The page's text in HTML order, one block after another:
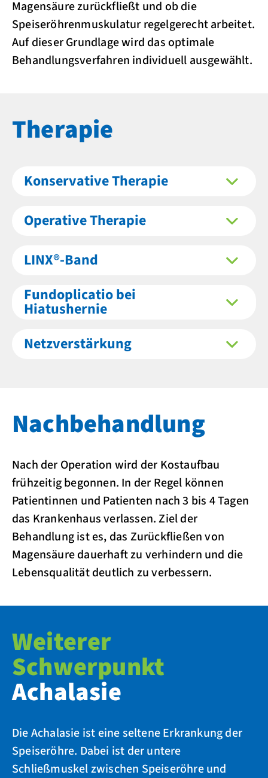
Magensäure zurückfließt und ob die
Speiseröhrenmuskulatur regelgerecht arbeitet.
Auf dieser Grundlage wird das optimale
Behandlungsverfahren individuell ausgewählt.
Therapie
Konservative Therapie
Operative Therapie
LINX®-Band
Fundoplicatio bei
Hiatushernie
Netzverstärkung
Nachbehandlung
Nach der Operation wird der Kostaufbau
frühzeitig begonnen. In der Regel können
Patientinnen und Patienten nach 3 bis 4 Tagen
das Krankenhaus verlassen. Ziel der
Behandlung ist es, das Zurückfließen von
Magensäure dauerhaft zu verhindern und die
Lebensqualität deutlich zu verbessern.
Weiterer
Schwerpunkt
Achalasie
Die Achalasie ist eine seltene Erkrankung der
Speiseröhre. Dabei ist der untere
Schließmuskel zwischen Speiseröhre und